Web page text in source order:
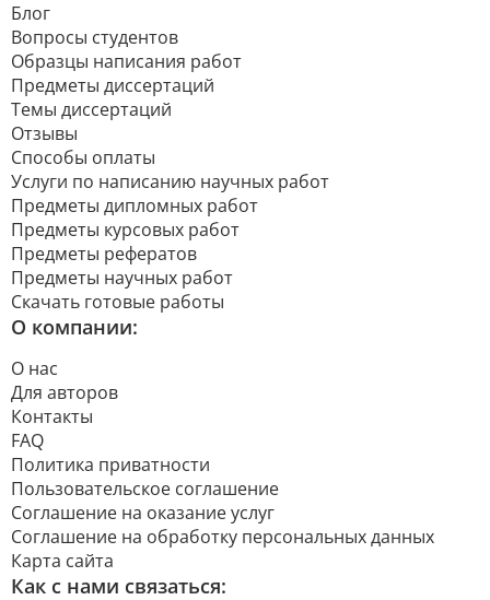
Блог
Вопросы студентов
Образцы написания работ
Предметы диссертаций
Темы диссертаций
Отзывы
Способы оплаты
Услуги по написанию научных работ
Предметы дипломных работ
Предметы курсовых работ
Предметы рефератов
Предметы научных работ
Скачать готовые работы
О компании:
О нас
Для авторов
Контакты
FAQ
Политика приватности
Пользовательское соглашение
Соглашение на оказание услуг
Соглашение на обработку персональных данных
Карта сайта
Как с нами связаться: